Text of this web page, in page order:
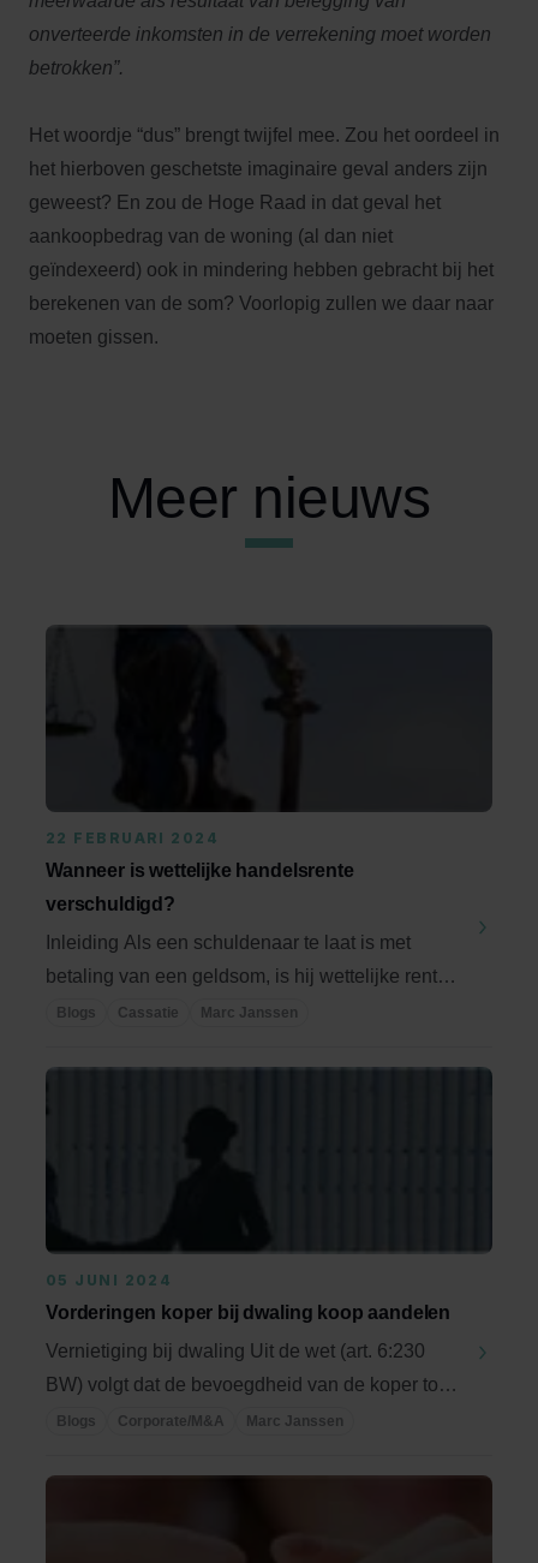
onverteerde inkomsten in de verrekening moet worden
betrokken”.
Het woordje “dus” brengt twijfel mee. Zou het oordeel in
het hierboven geschetste imaginaire geval anders zijn
geweest? En zou de Hoge Raad in dat geval het
aankoopbedrag van de woning (al dan niet
geïndexeerd) ook in mindering hebben gebracht bij het
berekenen van de som? Voorlopig zullen we daar naar
moeten gissen.
Meer nieuws
22 FEBRUARI 2024
Wanneer is wettelijke handelsrente
verschuldigd?
Inleiding Als een schuldenaar te laat is met
betaling van een geldsom, is hij wettelijke rente
...Blogs Cassatie Marc Janssen
05 JUNI 2024
Vorderingen koper bij dwaling koop aandelen
Vernietiging bij dwaling Uit de wet (art. 6:230
BW) volgt dat de bevoegdheid van de koper tot
...Blogs Corporate/M&A Marc Janssen